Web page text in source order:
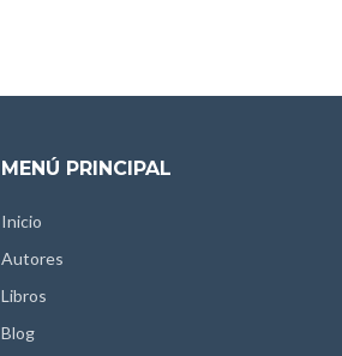
MENÚ PRINCIPAL
Inicio
Autores
Libros
Blog